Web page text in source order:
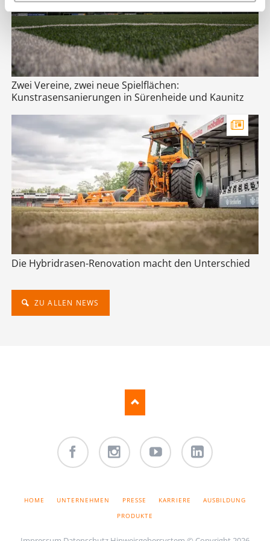
Zwei Vereine, zwei neue Spielflächen:
Kunstrasensanierungen in Sürenheide und Kaunitz
Die Hybridrasen-Renovation macht den Unterschied
ZU ALLEN NEWS
HOME UNTERNEHMEN PRESSE KARRIERE
AUSBILDUNG
PRODUKTE